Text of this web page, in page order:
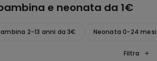
e neonata da 1€
2-13 anni da 3€ Neonata 0-24 mesi
Filtra